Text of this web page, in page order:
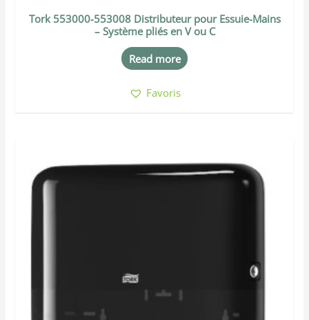
Tork 553000-553008 Distributeur pour Essuie-Mains
– Système pliés en V ou C
Read more
Favoris